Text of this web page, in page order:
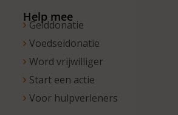
Help mee
Gelddonatie
Voedseldonatie
Word vrijwilliger
Start een actie
Voor hulpverleners